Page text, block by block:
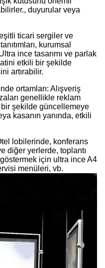
duyurular veya
ticari sergiler ve
kurumsal
ince tasarımı ve parlak
etkili bir şekilde
artırabilir.
ortamları: Alışveriş
genellikle reklam
şekilde güncellemeye
kasanın yanında, etkili
lobilerinde, konferans
diğer yerlerde, toplantı
için ultra ince A4
menüleri, vb.